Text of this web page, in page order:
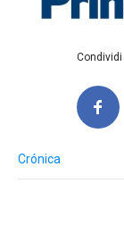
Crónica